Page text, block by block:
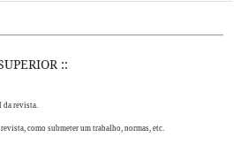
::
da revista.
como submeter um trabalho, normas, etc.